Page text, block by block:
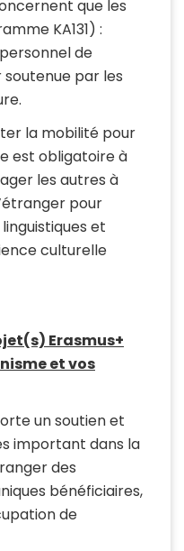
que les
KA131) :
de
soutenue par les
la mobilité pour
est obligatoire à
les autres à
pour
et
culturelle
Erasmus+
et vos
un soutien et
important dans la
des
bénéficiaires,
de